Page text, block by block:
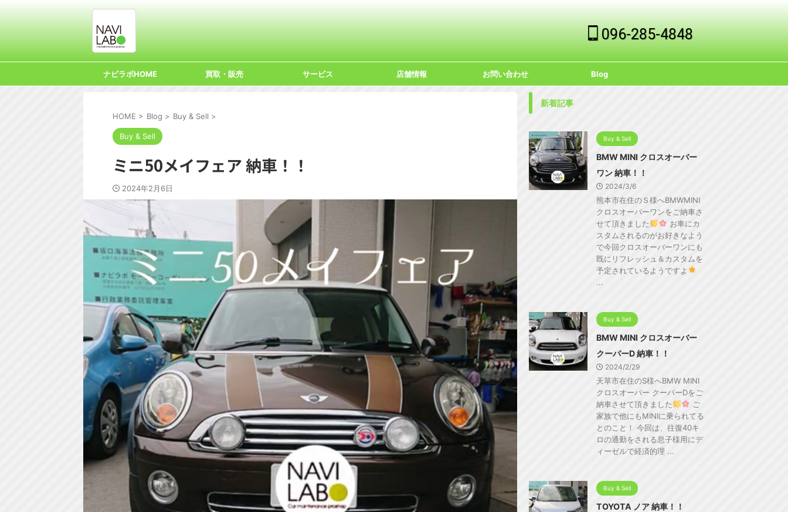
096-285-4848
ナビラボHOME 買取・販売 サービス 店舗情報 お問い合わせ Blog
HOME > Blog > Buy & Sell >
Buy & Sell
ミニ50メイフェア 納車！！
2024年2月6日
新着記事
Buy & Sell
BMW MINI クロスオーバー
ワン 納車！！
2024/3/6
熊本市在住のＳ様へBMWMINI
クロスオーバーワンをご納車さ
せて頂きました
お車にカ
スタムされるのがお好きなよう
で今回クロスオーバーワンにも
既にリフレッシュ＆カスタムを
予定されているようですよ
...
Buy & Sell
BMW MINI クロスオーバー
クーパーD 納車！！
2024/2/29
天草市在住のS様へBMW MINI
クロスオーバー クーパーDをご
納車させて頂きました
ご
家族で他にもMINIに乗られてる
とのこと！ 今回は、往復40キ
ロの通勤をされる息子様用にデ
ィーゼルで経済的理 ...
Buy & Sell
TOYOTA ノア 納車！！